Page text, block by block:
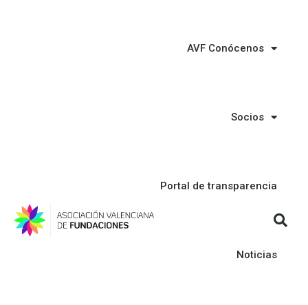
AVF Conócenos
Socios
Portal de transparencia
Noticias